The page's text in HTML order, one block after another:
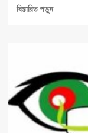
বিস্তারিত পড়ুনRead
বিক্ষোভ
সমাবেশ
চট্টগ্রামে